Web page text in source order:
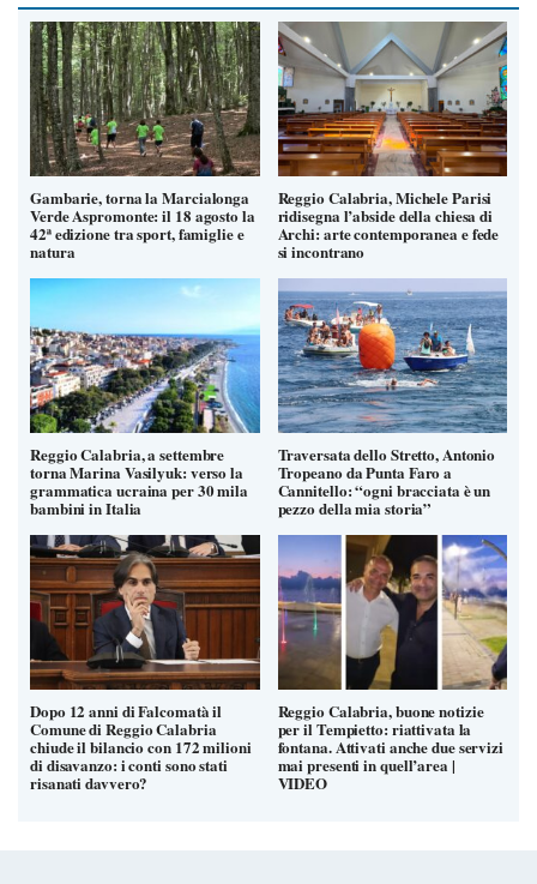
Gambarie, torna la Marcialonga
Verde Aspromonte: il 18 agosto la
42ª edizione tra sport, famiglie e
natura
Reggio Calabria, Michele Parisi
ridisegna l’abside della chiesa di
Archi: arte contemporanea e fede
si incontrano
Reggio Calabria, a settembre
torna Marina Vasilyuk: verso la
grammatica ucraina per 30 mila
bambini in Italia
Traversata dello Stretto, Antonio
Tropeano da Punta Faro a
Cannitello: “ogni bracciata è un
pezzo della mia storia”
Dopo 12 anni di Falcomatà il
Comune di Reggio Calabria
chiude il bilancio con 172 milioni
di disavanzo: i conti sono stati
risanati davvero?
Reggio Calabria, buone notizie
per il Tempietto: riattivata la
fontana. Attivati anche due servizi
mai presenti in quell’area |
VIDEO